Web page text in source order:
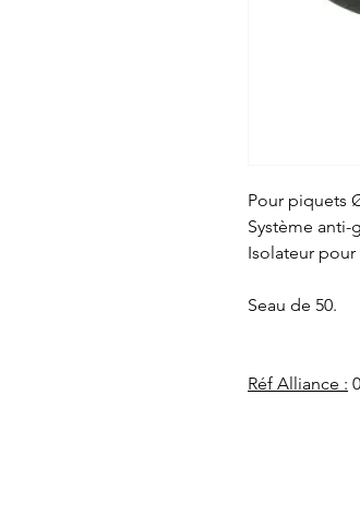
Pour piquets
Système anti-
Isolateur
Seau de 50.
Réf Alliance :